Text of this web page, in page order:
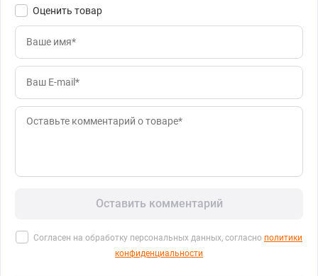
Оценить товар
Оставить комментарий
Согласен на обработку персональных данных, согласно политики
конфиденциальности